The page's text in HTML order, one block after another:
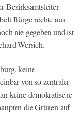
Bezirksamtsleiter
Bürgerrechte aus.
nie gegeben und ist
Wersich.
keine
von so zentraler
keine demokratische
die Grünen auf